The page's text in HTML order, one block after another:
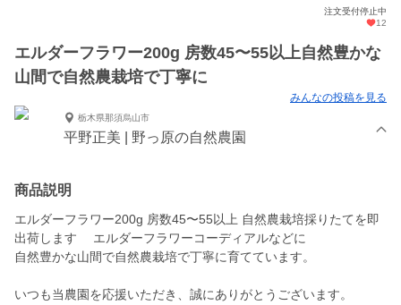
注文受付停止中
12
エルダーフラワー200g 房数45〜55以上自然豊かな
山間で自然農栽培で丁寧に
みんなの投稿を見る
栃木県那須烏山市
平野正美 | 野っ原の自然農園
商品説明
エルダーフラワー200g 房数45〜55以上 自然農栽培採りたてを即
出荷します エルダーフラワーコーディアルなどに
自然豊かな山間で自然農栽培で丁寧に育てています。
いつも当農園を応援いただき、誠にありがとうございます。